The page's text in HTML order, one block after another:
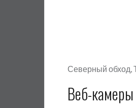
Северный обход,
Веб-